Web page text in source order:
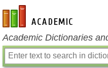
en-academic.com
Academic Dictionaries